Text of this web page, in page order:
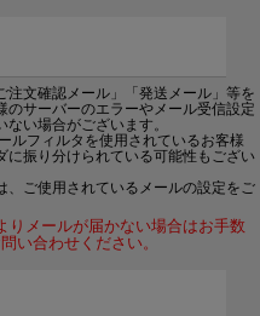
注文確認メール」「発送メール」等を
のサーバーのエラーやメール受信設定
い場合がございます。
ルフィルタを使用されているお客様
に振り分けられている可能性もござい
、ご使用されているメールの設定をご
メールが届かない場合はお手数
い合わせください。